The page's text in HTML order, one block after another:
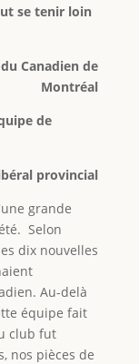
se tenir loin
Canadien de
Montréal
de
provincial
grande
Selon
dix nouvelles
Au-delà
équipe fait
club fut
nos pièces de